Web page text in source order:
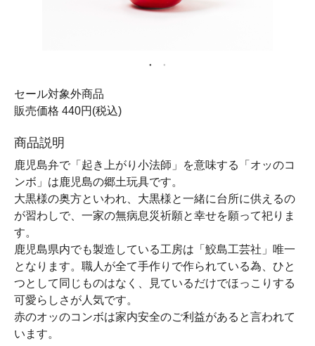
セール対象外商品
販売価格 440円(税込)
商品説明
鹿児島弁で「起き上がり小法師」を意味する「オッのコ
ンボ」は鹿児島の郷土玩具です。
大黒様の奥方といわれ、大黒様と一緒に台所に供えるの
が習わしで、一家の無病息災祈願と幸せを願って祀りま
す。
鹿児島県内でも製造している工房は「鮫島工芸社」唯一
となります。職人が全て手作りで作られている為、ひと
つとして同じものはなく、見ているだけでほっこりする
可愛らしさが人気です。
赤のオッのコンボは家内安全のご利益があると言われて
います。